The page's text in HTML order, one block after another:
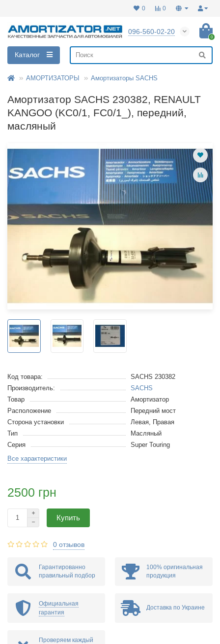
0
0
096-560-02-20
0
Каталог
АМОРТИЗАТОРЫ Амортизаторы SACHS
Амортизатор SACHS 230382, RENAULT
KANGOO (KC0/1, FC0/1_), передний,
масляный
Код товара:
SACHS 230382
Производитель:
SACHS
Товар
Амортизатор
Расположение
Передний мост
Сторона установки
Левая, Правая
Тип
Масляный
Серия
Super Touring
Все характеристики
2500 грн
Купить
0 отзывов
Гарантированно
правильный подбор
100% оригинальная
продукция
Официальная
гарантия
Доставка по Украине
Проверяем каждый